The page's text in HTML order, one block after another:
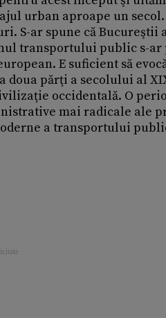
urban aproape un
S-ar spune că Bucureştii
transportului public s-ar
E suficient să
doua părţi a secolului al
occidentală. O
mai radicale ale
a transportului